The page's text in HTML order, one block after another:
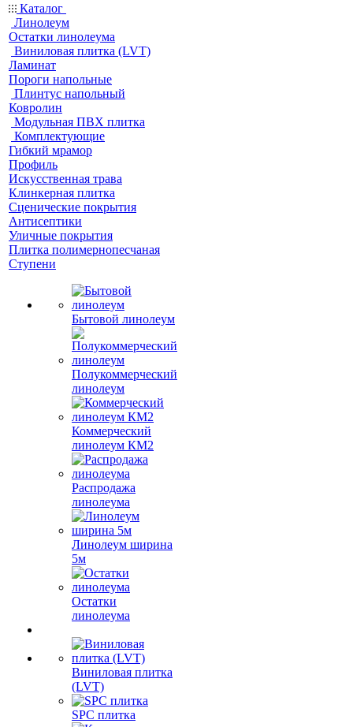
Каталог
Линолеум
Остатки линолеума
Виниловая плитка (LVT)
Ламинат
Пороги напольные
Плинтус напольный
Ковролин
Модульная ПВХ плитка
Комплектующие
Гибкий мрамор
Профиль
Искусственная трава
Клинкерная плитка
Сценические покрытия
Антисептики
Уличные покрытия
Плитка полимернопесчаная
Ступени
Бытовой линолеум
Полукоммерческий
линолеум
Коммерческий
линолеум КМ2
Распродажа
линолеума
Линолеум ширина
5м
Остатки
линолеума
Виниловая плитка
(LVT)
SPC плитка